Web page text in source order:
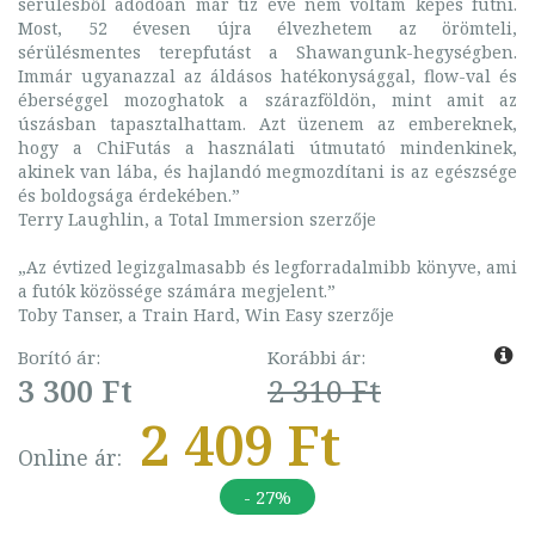
Most, 52 évesen újra élvezhetem az örömteli,
sérülésmentes terepfutást a Shawangunk-hegységben.
Immár ugyanazzal az áldásos hatékonysággal, flow-val és
éberséggel mozoghatok a szárazföldön, mint amit az
úszásban tapasztalhattam. Azt üzenem az embereknek,
hogy a ChiFutás a használati útmutató mindenkinek,
akinek van lába, és hajlandó megmozdítani is az egészsége
és boldogsága érdekében.”
Terry Laughlin, a Total Immersion szerzője
„Az évtized legizgalmasabb és legforradalmibb könyve, ami
a futók közössége számára megjelent.”
Toby Tanser, a Train Hard, Win Easy szerzője
Borító ár:
3 300 Ft
Korábbi ár:
2 310 Ft
Online ár: 2 409 Ft
- 27%